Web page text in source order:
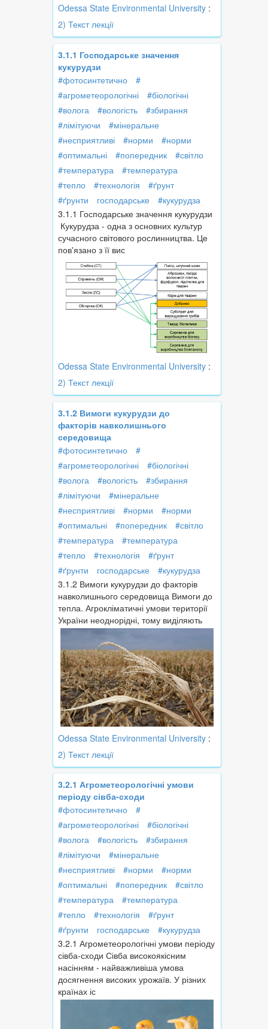
Odessa State Environmental University :
2) Текст лекції
3.1.1 Господарське значення
кукурудзи
#фотосинтетично
#
#агрометеорологічні
#біологічні
#волога
#вологість
#збирання
#лімітуючи
#мінеральне
#несприятливі
#норми
#норми
#оптимальні
#попередник
#світло
#температура
#температура
#тепло
#технологія
#ґрунт
#ґрунти
господарське
#кукурудза
3.1.1 Господарське значення кукурудзи
Кукурудза - одна з основних культур
сучасного світового рослинництва. Це
пов'язано з її вис
Odessa State Environmental University :
2) Текст лекції
3.1.2 Вимоги кукурудзи до
факторів навколишнього
середовища
#фотосинтетично
#
#агрометеорологічні
#біологічні
#волога
#вологість
#збирання
#лімітуючи
#мінеральне
#несприятливі
#норми
#норми
#оптимальні
#попередник
#світло
#температура
#температура
#тепло
#технологія
#ґрунт
#ґрунти
господарське
#кукурудза
3.1.2 Вимоги кукурудзи до факторів
навколишнього середовища Вимоги до
тепла. Агрокліматичні умови території
України неоднорідні, тому виділяють
Odessa State Environmental University :
2) Текст лекції
3.2.1 Агрометеорологічні умови
періоду сівба-сходи
#фотосинтетично
#
#агрометеорологічні
#біологічні
#волога
#вологість
#збирання
#лімітуючи
#мінеральне
#несприятливі
#норми
#норми
#оптимальні
#попередник
#світло
#температура
#температура
#тепло
#технологія
#ґрунт
#ґрунти
господарське
#кукурудза
3.2.1 Агрометеорологічні умови періоду
сівба-сходи Сівба високоякісним
насінням - найважливіша умова
досягнення високих урожаїв. У різних
країнах іс